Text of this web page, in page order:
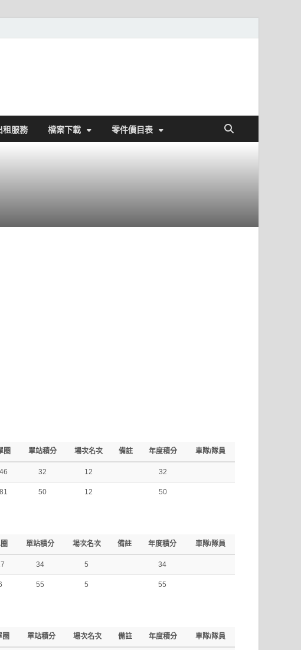
租服務 檔案下載 零件價目表
圈 單站積分 場次名次 備註 年度積分 車隊/隊員
32 12 32
50 12 50
單站積分 場次名次 備註 年度積分 車隊/隊員
34 5 34
55 5 55
圈 單站積分 場次名次 備註 年度積分 車隊/隊員